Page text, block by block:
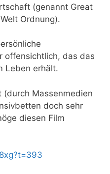
(genannt Great
Ordnung).
offensichtlich, das das
Leben erhält.
Massenmedien
doch sehr
diesen Film